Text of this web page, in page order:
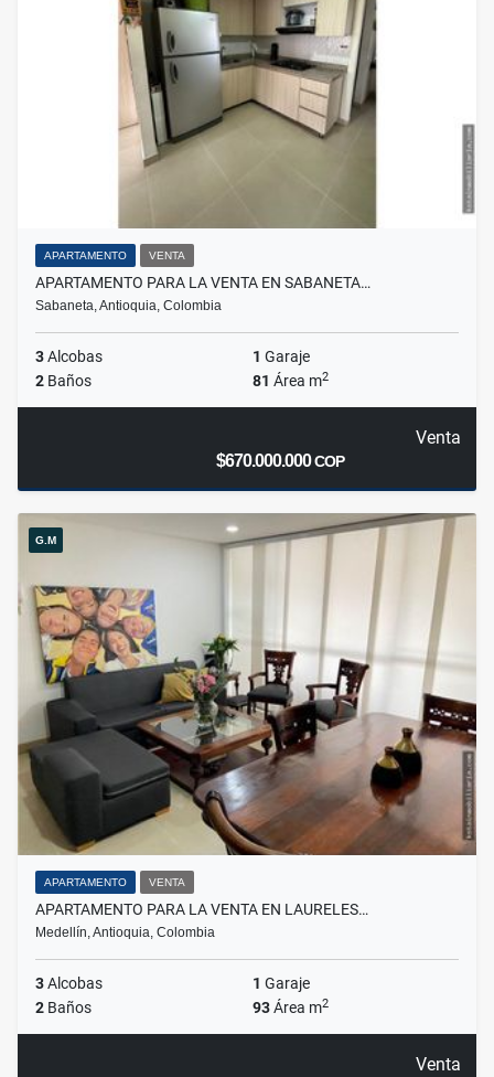
APARTAMENTO VENTA
APARTAMENTO PARA LA VENTA EN SABANETA…
Sabaneta, Antioquia, Colombia
3Alcobas 1 Garaje
2 Baños 81 Área m2
Venta
$670.000.000COP
G.M
APARTAMENTO VENTA
APARTAMENTO PARA LA VENTA EN LAURELES…
Medellín, Antioquia, Colombia
3Alcobas 1 Garaje
2 Baños 93Área m2
Venta